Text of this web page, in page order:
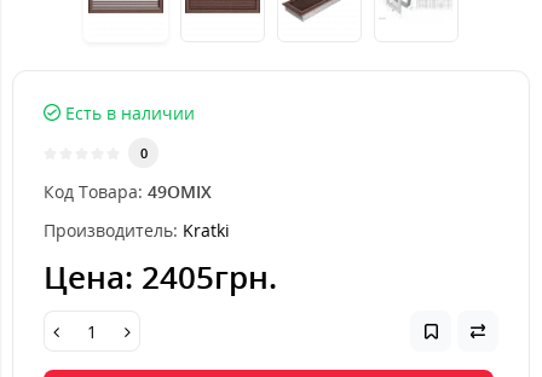
Есть в наличии
0
Код Товара: 49OMIX
Производитель: Kratki
Цена: 2405грн.